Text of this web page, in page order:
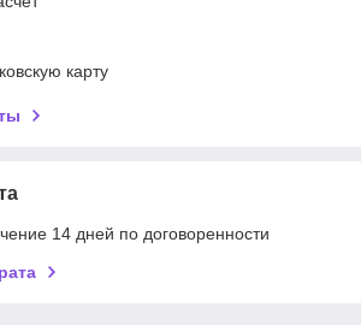
карту
14 дней по договоренности